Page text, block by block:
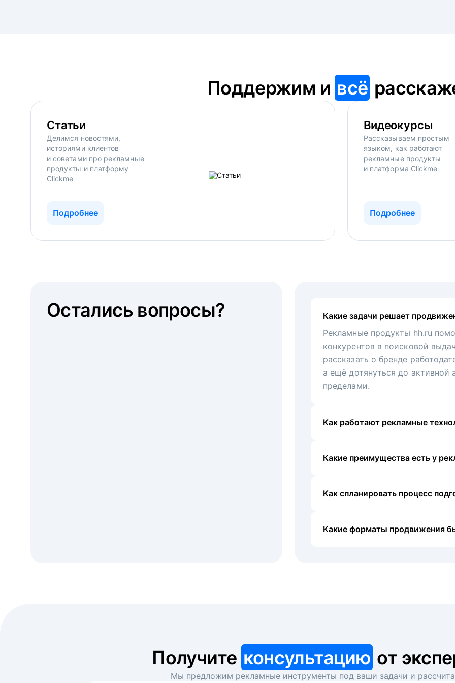
Поддержим и всё
Статьи
Делимся новостями,
историями клиентов
и советами про рекламные
продукты и платформу
Clickme
Подробнее
Видеокурсы
Рассказываем простым
языком, как работают
рекламные продукты
и платформа Clickme
Подробнее
Какие задачи решает
Рекламные продукты hh.ru
конкурентов в поисковой
рассказать о бренде
а ещё дотянуться до активной
пределами.
Как работают рекламные
Какие преимущества есть у
Как спланировать процесс
Какие форматы продвижения
Остались вопросы?
Получите консультацию от
Мы предложим рекламные инструменты под ваши задачи и